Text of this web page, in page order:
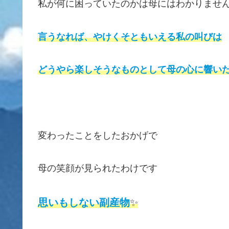
私が何に困っていたのかは母にはわかりませ
言うなれば、やけくそともいえる私の叫びは
どうやら楽しそうなものとして母の心に響
変わったことをしたおかげで
母の笑顔が見られたわけです
思いもしない副産物✨